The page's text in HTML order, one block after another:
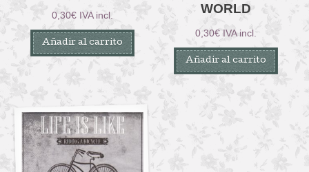
0,30€ IVA incl.
Añadir al carrito
WORLD
0,30€ IVA incl.
Añadir al carrito